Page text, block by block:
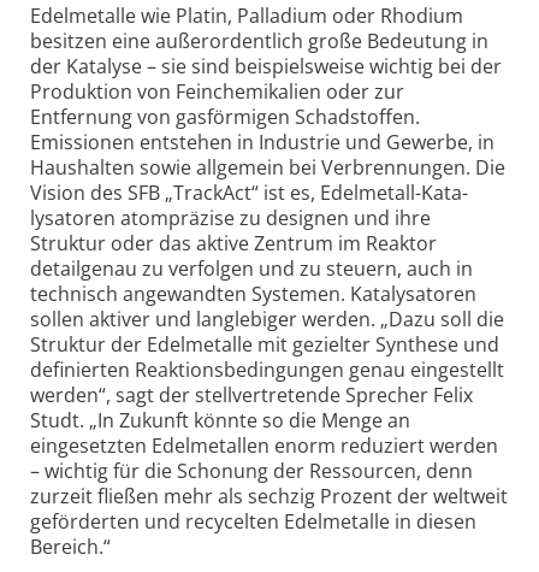
Edelmetalle wie Platin, Palladium oder Rhodium
besitzen eine außer­ordentlich große Bedeutung in
der Katalyse – sie sind beispiels­weise wichtig bei der
Produktion von Fein­chemikalien oder zur
Entfernung von gasförmigen Schadstoffen.
Emissionen entstehen in Industrie und Gewerbe, in
Haushalten sowie allgemein bei Verbrennungen. Die
Vision des SFB „TrackAct“ ist es, Edelmetall-Kata­
lysatoren atompräzise zu designen und ihre
Struktur oder das aktive Zentrum im Reaktor
detailgenau zu verfolgen und zu steuern, auch in
technisch angewandten Systemen. Kata­lysatoren
sollen aktiver und langlebiger werden. „Dazu soll die
Struktur der Edelmetalle mit gezielter Synthese und
definierten Reaktions­bedingungen genau eingestellt
werden“, sagt der stellvertretende Sprecher Felix
Studt. „In Zukunft könnte so die Menge an
eingesetzten Edelmetallen enorm reduziert werden
– wichtig für die Schonung der Ressourcen, denn
zurzeit fließen mehr als sechzig Prozent der weltweit
geförderten und recycelten Edelmetalle in diesen
Bereich.“